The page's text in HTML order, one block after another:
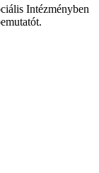
Intézményben